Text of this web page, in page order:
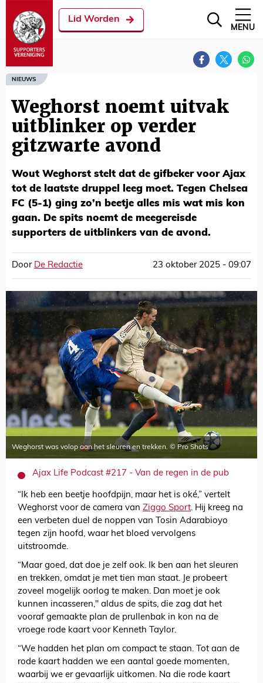
Lid Worden
MENU
NIEUWS
Weghorst noemt uitvak
uitblinker op verder
gitzwarte avond
Wout Weghorst stelt dat de gifbeker voor Ajax
tot de laatste druppel leeg moet. Tegen Chelsea
FC (5-1) ging zo’n beetje alles mis wat mis kon
gaan. De spits noemt de meegereisde
supporters de uitblinkers van de avond.
Door De Redactie 23 oktober 2025 - 09:07
Weghorst was volop aan het sleuren en trekken. © Pro Shots
Ajax Life Podcast #217 - Van de regen in de pub
“Ik heb een beetje hoofdpijn, maar het is oké,” vertelt
Weghorst voor de camera van Ziggo Sport. Hij kreeg na
een verbeten duel de noppen van Tosin Adarabioyo
tegen zijn hoofd, waar het bloed vervolgens
uitstroomde.
“Maar goed, dat doe je zelf ook. Ik ben aan het sleuren
en trekken, omdat je met tien man staat. Je probeert
zoveel mogelijk oorlog te maken. Dan moet je ook
kunnen incasseren," aldus de spits, die zag dat het
vooraf gemaakte plan de prullenbak in kon na de
vroege rode kaart voor Kenneth Taylor.
“We hadden het plan om compact te staan. Tot aan de
rode kaart hadden we een aantal goede momenten,
waarbij we er gevaarlijk uitkomen. Na die rode kaart